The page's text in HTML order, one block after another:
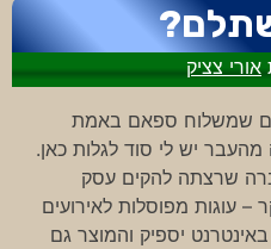
אורי צציק
שמשלוח ספאם באמת
יש לי סוד לגלות כאן.
שרצתה להקים עסק
– עוגות מפוסלות לאירועים
יספיק והמוצר גם